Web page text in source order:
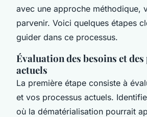
avec une approche méthodique,
parvenir. Voici quelques étapes
guider dans ce processus.
Évaluation des besoins et des
actuels
La première étape consiste à
et vos processus actuels.
où la dématérialisation pourrait